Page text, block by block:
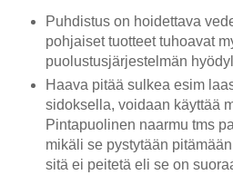
Puhdistus on hoidettava
pohjaiset tuotteet tuhoavat
puolustusjärjestelmän
Haava pitää sulkea esim
sidoksella, voidaan käyttää
Pintapuolinen naarmu tms
mikäli se pystytään
sitä ei peitetä eli se on